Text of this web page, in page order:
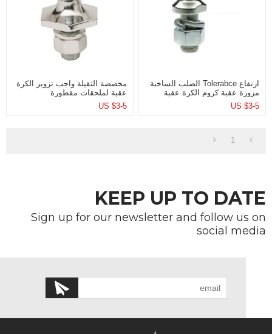
ارتفاع Tolerabce الصلب الساخنة
مزورة عقبة كروم الكرة عقبة
لقطع غيار مقطورة
US $3-5
مخصصة الثقيلة واجب تزوير الكرة
عقبة لملحقات مقطورة
US $3-5
1
KEEP UP TO DATE
Sign up for our newsletter and follow us on
social media